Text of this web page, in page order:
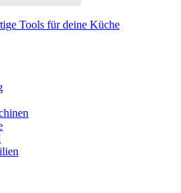
Tools für deine Küche